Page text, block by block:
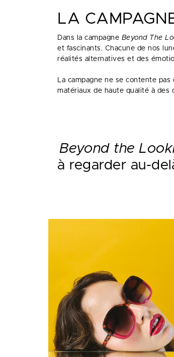
LA
Dans la campagne Beyond The
et fascinants. Chacune de nos
réalités alternatives et des
La campagne ne se contente
matériaux de haute qualité à
Beyond the
à regarder au-